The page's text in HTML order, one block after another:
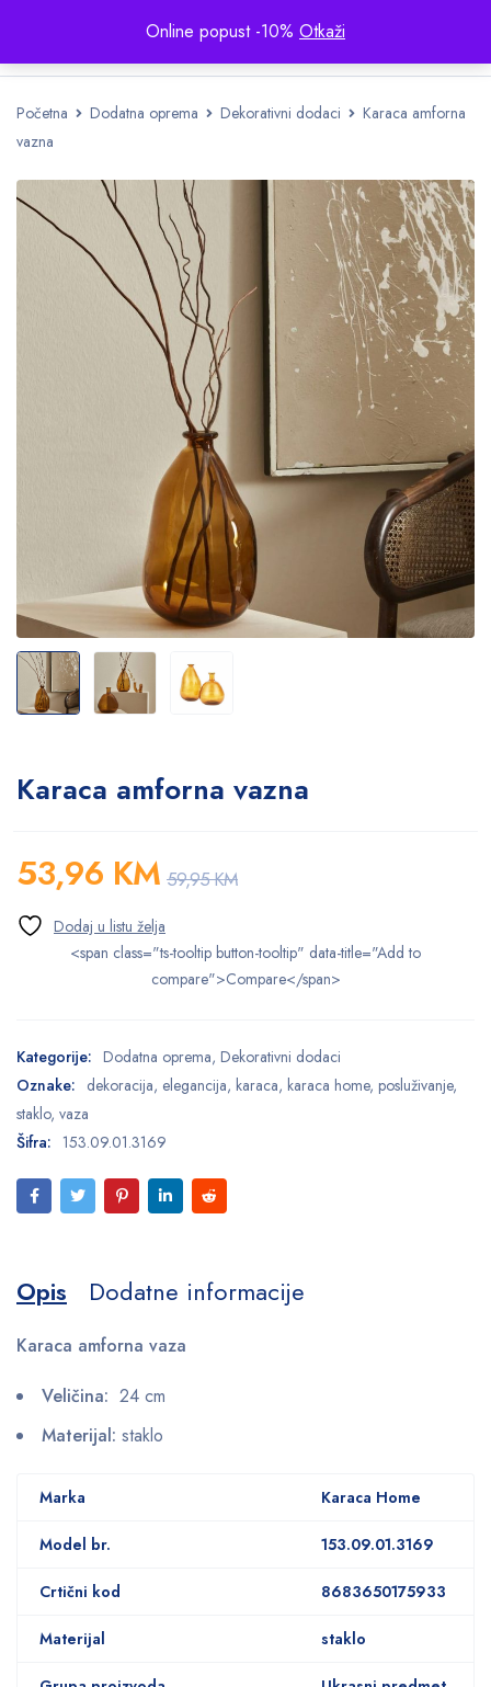
Online popust -10% Otkaži
Početna Dodatna oprema Dekorativni dodaci
Karaca amforna
vazna
Karaca amforna vazna
59,95KM
53,96 KM
<span class="ts-tooltip button-tooltip" data-title="Add to
compare">Compare</span>
Kategorije: Dodatna oprema, Dekorativni dodaci
Oznake: dekoracija, elegancija, karaca, karaca home, posluživanje,
staklo, vaza
Šifra: 153.09.01.3169
Opis Dodatne informacije
Karaca amforna vaza
Veličina: 24 cm
Materijal: staklo
Marka Karaca Home
Model br. 153.09.01.3169
Crtični kod 8683650175933
Materijal staklo